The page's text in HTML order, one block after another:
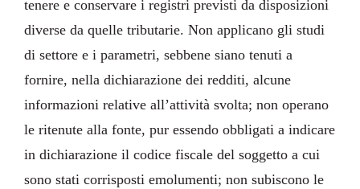
tenere e conservare i registri previsti da disposizioni
diverse da quelle tributarie. Non applicano gli studi
di settore e i parametri, sebbene siano tenuti a
fornire, nella dichiarazione dei redditi, alcune
informazioni relative all’attività svolta; non operano
le ritenute alla fonte, pur essendo obbligati a indicare
in dichiarazione il codice fiscale del soggetto a cui
sono stati corrisposti emolumenti; non subiscono le